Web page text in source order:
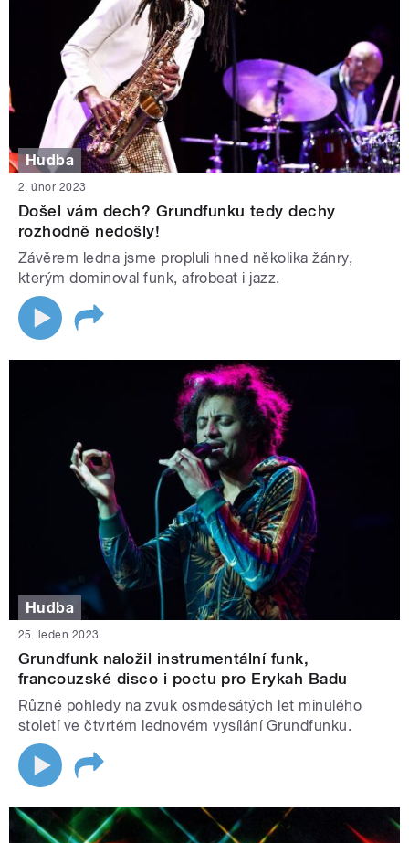
Hudba
2. únor 2023
Došel vám dech? Grundfunku tedy dechy
rozhodně nedošly!
Závěrem ledna jsme propluli hned několika žánry,
kterým dominoval funk, afrobeat i jazz.
Hudba
25. leden 2023
Grundfunk naložil instrumentální funk,
francouzské disco i poctu pro Erykah Badu
Různé pohledy na zvuk osmdesátých let minulého
století ve čtvrtém lednovém vysílání Grundfunku.